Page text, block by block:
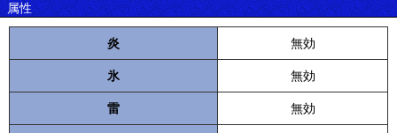
属性
炎 無効
氷 無効
雷 無効